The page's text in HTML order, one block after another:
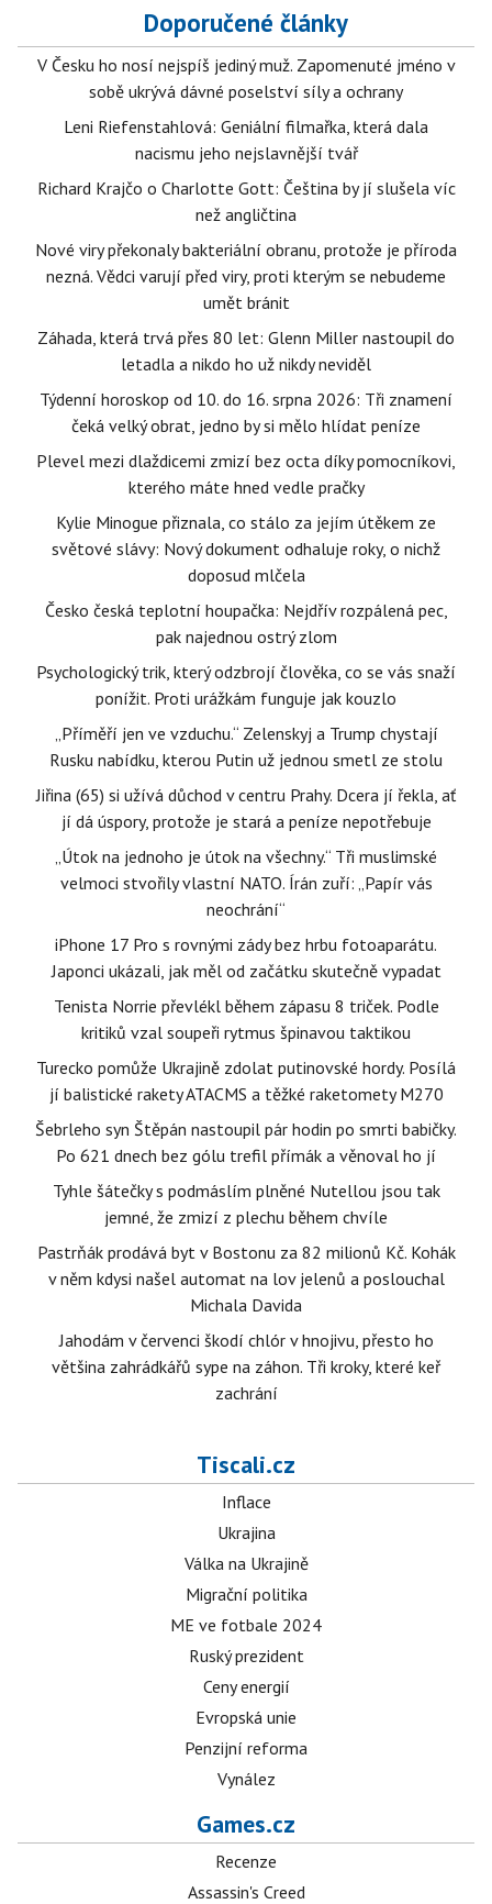
Doporučené články
V Česku ho nosí nejspíš jediný muž. Zapomenuté jméno v
sobě ukrývá dávné poselství síly a ochrany
Leni Riefenstahlová: Geniální filmařka, která dala
nacismu jeho nejslavnější tvář
Richard Krajčo o Charlotte Gott: Čeština by jí slušela víc
než angličtina
Nové viry překonaly bakteriální obranu, protože je příroda
nezná. Vědci varují před viry, proti kterým se nebudeme
umět bránit
Záhada, která trvá přes 80 let: Glenn Miller nastoupil do
letadla a nikdo ho už nikdy neviděl
Týdenní horoskop od 10. do 16. srpna 2026: Tři znamení
čeká velký obrat, jedno by si mělo hlídat peníze
Plevel mezi dlaždicemi zmizí bez octa díky pomocníkovi,
kterého máte hned vedle pračky
Kylie Minogue přiznala, co stálo za jejím útěkem ze
světové slávy: Nový dokument odhaluje roky, o nichž
doposud mlčela
Česko česká teplotní houpačka: Nejdřív rozpálená pec,
pak najednou ostrý zlom
Psychologický trik, který odzbrojí člověka, co se vás snaží
ponížit. Proti urážkám funguje jak kouzlo
„Příměří jen ve vzduchu.“ Zelenskyj a Trump chystají
Rusku nabídku, kterou Putin už jednou smetl ze stolu
Jiřina (65) si užívá důchod v centru Prahy. Dcera jí řekla, ať
jí dá úspory, protože je stará a peníze nepotřebuje
„Útok na jednoho je útok na všechny.“ Tři muslimské
velmoci stvořily vlastní NATO. Írán zuří: „Papír vás
neochrání“
iPhone 17 Pro s rovnými zády bez hrbu fotoaparátu.
Japonci ukázali, jak měl od začátku skutečně vypadat
Tenista Norrie převlékl během zápasu 8 triček. Podle
kritiků vzal soupeři rytmus špinavou taktikou
Turecko pomůže Ukrajině zdolat putinovské hordy. Posílá
jí balistické rakety ATACMS a těžké raketomety M270
Šebrleho syn Štěpán nastoupil pár hodin po smrti babičky.
Po 621 dnech bez gólu trefil přímák a věnoval ho jí
Tyhle šátečky s podmáslím plněné Nutellou jsou tak
jemné, že zmizí z plechu během chvíle
Pastrňák prodává byt v Bostonu za 82 milionů Kč. Kohák
v něm kdysi našel automat na lov jelenů a poslouchal
Michala Davida
Jahodám v červenci škodí chlór v hnojivu, přesto ho
většina zahrádkářů sype na záhon. Tři kroky, které keř
zachrání
Tiscali.cz
Inflace
Ukrajina
Válka na Ukrajině
Migrační politika
ME ve fotbale 2024
Ruský prezident
Ceny energií
Evropská unie
Penzijní reforma
Vynález
Games.cz
Recenze
Assassin's Creed